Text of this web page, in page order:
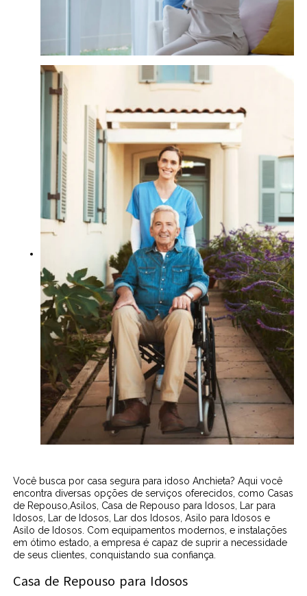
Você busca por casa segura para idoso Anchieta? Aqui você
encontra diversas opções de serviços oferecidos, como Casas
de Repouso,Asilos, Casa de Repouso para Idosos, Lar para
Idosos, Lar de Idosos, Lar dos Idosos, Asilo para Idosos e
Asilo de Idosos. Com equipamentos modernos, e instalações
em ótimo estado, a empresa é capaz de suprir a necessidade
de seus clientes, conquistando sua confiança.
Casa de Repouso para Idosos